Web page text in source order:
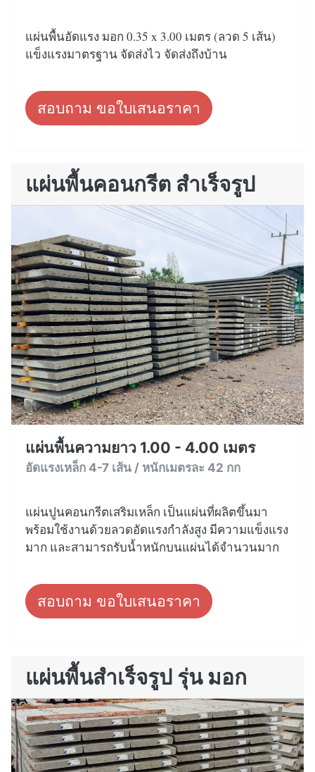
แผ่นพื้นอัดแรง มอก 0.35 x 3.00 เมตร (ลวด 5 เส้น)
แข็งแรงมาตรฐาน จัดส่งไว จัดส่งถึงบ้าน
สอบถาม ขอใบเสนอราคา
แผ่นพื้นคอนกรีต สำเร็จรูป
แผ่นพื้นความยาว 1.00 - 4.00 เมตร
อัดแรงเหล็ก 4-7 เส้น / หนักเมตรละ 42 กก
แผ่นปูนคอนกรีตเสริมเหล็ก เป็นแผ่นที่ผลิตขึ้นมา
พร้อมใช้งานด้วยลวดอัดแรงกำลังสูง มีความแข็งแรง
มาก และสามารถรับน้ำหนักบนแผ่นได้จำนวนมาก
สอบถาม ขอใบเสนอราคา
แผ่นพื้นสำเร็จรูป รุ่น มอก